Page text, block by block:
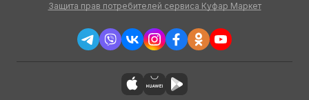
Защита прав потребителей сервиса Куфар Маркет